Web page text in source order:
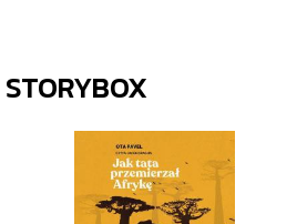
STORYBOX